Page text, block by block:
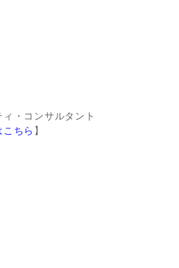
・コンサルタント
ちら 】